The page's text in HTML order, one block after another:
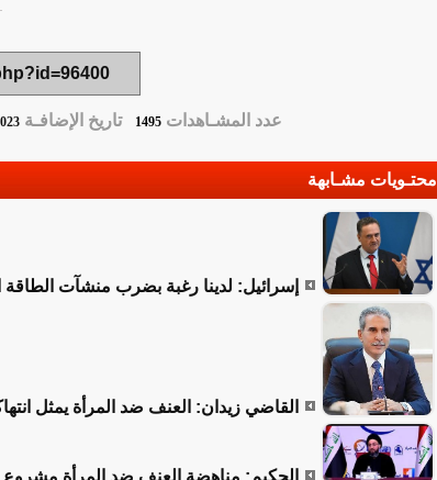
عدد المشـاهدات1495 تاريخ الإضافـة
محتـويات مشـابهة
إسرائيل: لدينا رغبة بضرب منشآت الطاقة
القاضي زيدان: العنف ضد المرأة يمثل
الحكيم: مناهضة العنف ضد المرأة